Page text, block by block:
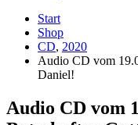
Start
Shop
CD, 2020
Audio CD vom
Daniel!
Audio CD vom